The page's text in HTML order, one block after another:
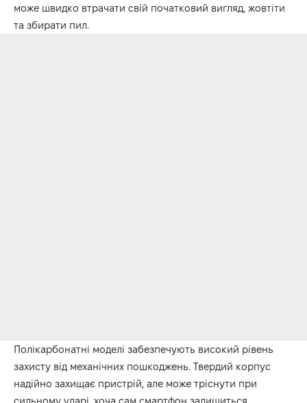
може швидко втрачати свій початковий вигляд, жовтіти
та збирати пил.
Полікарбонатні моделі забезпечують високий рівень
захисту від механічних пошкоджень. Твердий корпус
надійно захищає пристрій, але може тріснути при
сильному ударі, хоча сам смартфон залишиться